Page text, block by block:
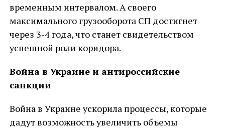
временным интервалом. А своего
максимального грузооборота СП достигнет
через 3-4 года, что станет свидетельством
успешной роли коридора.
Война в Украине и антироссийские
санкции
Война в Украине ускорила процессы, которые
дадут возможность увеличить объемы